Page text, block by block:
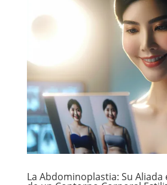
La Abdominoplastia: Su Aliada